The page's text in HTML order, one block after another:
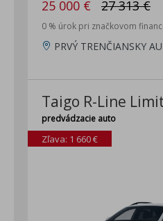
25 000 € 27 313 €
0 % úrok pri značkovom
PRVÝ TRENČIANSKY
Taigo R-Line
predvádzacie auto
Zľava: 1 660 €